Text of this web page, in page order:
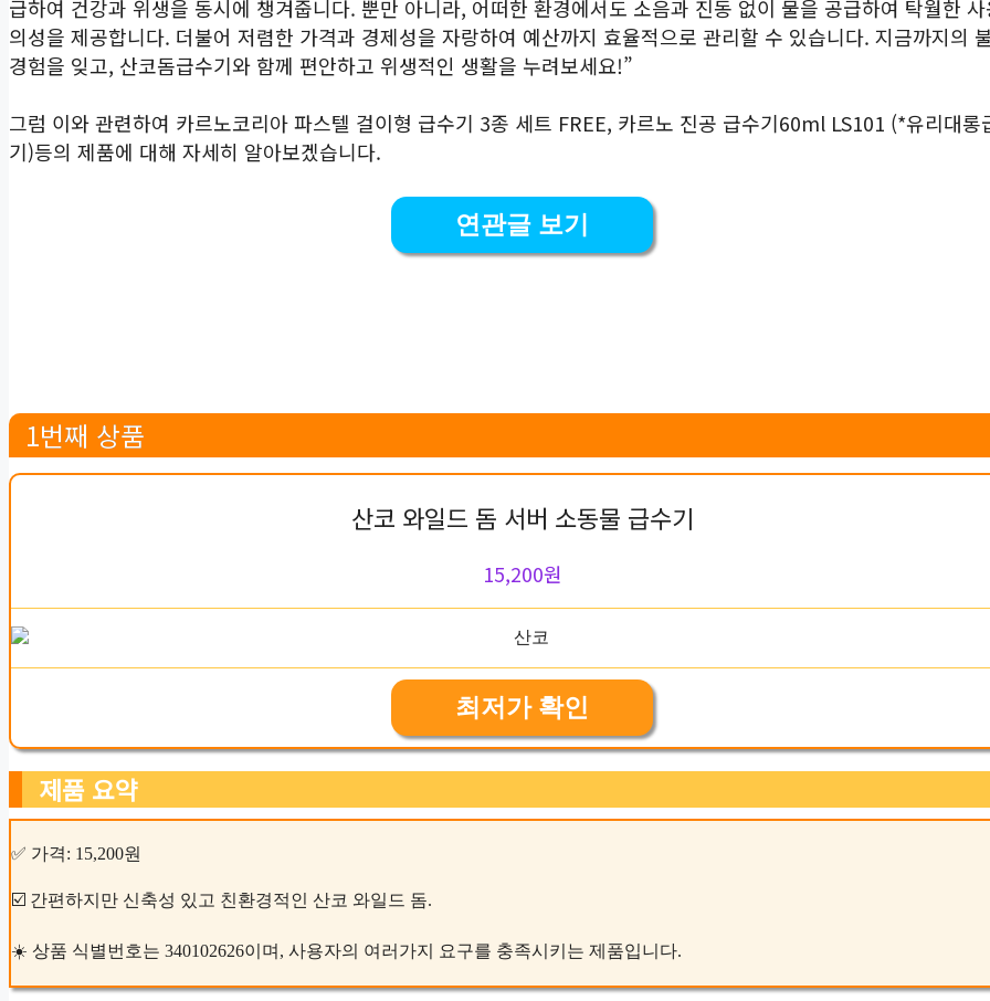
급하여 건강과 위생을 동시에 챙겨줍니다. 뿐만 아니라, 어떠한 환경에서도 소음과 진동 없이 물을 공급하여 탁월한 사
의성을 제공합니다. 더불어 저렴한 가격과 경제성을 자랑하여 예산까지 효율적으로 관리할 수 있습니다. 지금까지의
경험을 잊고, 산코돔급수기와 함께 편안하고 위생적인 생활을 누려보세요!”
그럼 이와 관련하여 카르노코리아 파스텔 걸이형 급수기 3종 세트 FREE, 카르노 진공 급수기60ml LS101 (*유리대롱
기)등의 제품에 대해 자세히 알아보겠습니다.
연관글 보기
1번째 상품
산코 와일드 돔 서버 소동물 급수기
15,200원
최저가 확인
제품 요약
✅ 가격: 15,200원
☑️ 간편하지만 신축성 있고 친환경적인 산코 와일드 돔.
☀️ 상품 식별번호는 340102626이며, 사용자의 여러가지 요구를 충족시키는 제품입니다.